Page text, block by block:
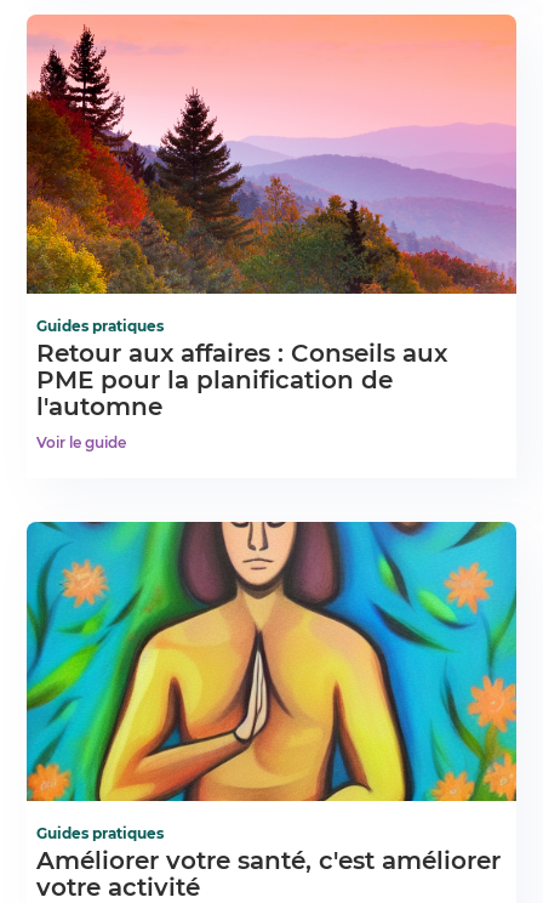
Guides pratiques
Retour aux affaires : Conseils aux
PME pour la planification de
l'automne
Voir le guide
Guides pratiques
Améliorer votre santé, c'est améliorer
votre activité